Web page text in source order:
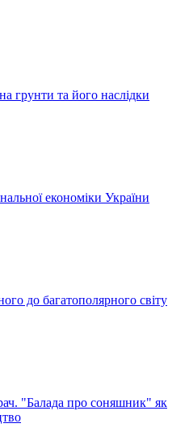
грунти та його наслідки
економіки України
до багатополярного світу
"Балада про соняшник" як